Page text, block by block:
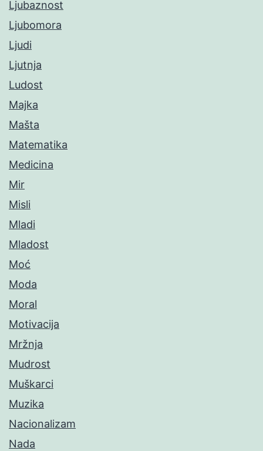
Ljubaznost
Ljubomora
Ljudi
Ljutnja
Ludost
Majka
Mašta
Matematika
Medicina
Mir
Misli
Mladi
Mladost
Moć
Moda
Moral
Motivacija
Mržnja
Mudrost
Muškarci
Muzika
Nacionalizam
Nada